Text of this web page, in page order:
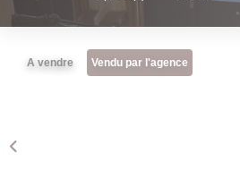
CONTACT
A vendre Vendu par l'agence